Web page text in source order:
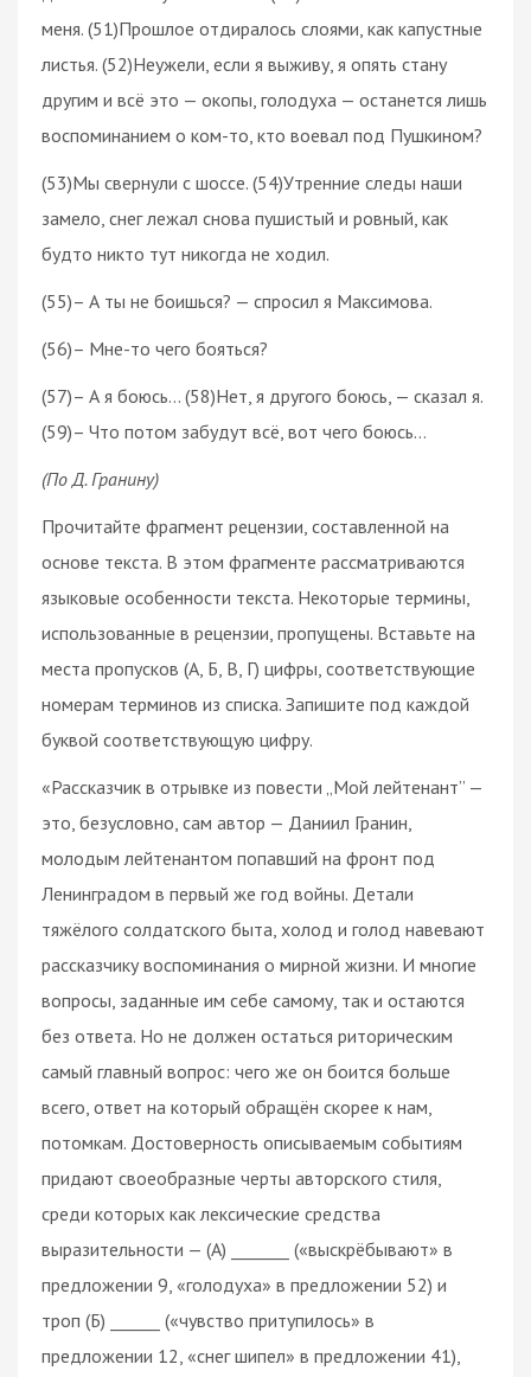
меня. (51)Прошлое отдиралось слоями, как капустные
листья. (52)Неужели, если я выживу, я опять стану
другим и всё это — окопы, голодуха — останется лишь
воспоминанием о ком-то, кто воевал под Пушкином?
(53)Мы свернули с шоссе. (54)Утренние следы наши
замело, снег лежал снова пушистый и ровный, как
будто никто тут никогда не ходил.
(55)– А ты не боишься? — спросил я Максимова.
(56)– Мне-то чего бояться?
(57)– А я боюсь… (58)Нет, я другого боюсь, — сказал я.
(59)– Что потом забудут всё, вот чего боюсь…
(По Д. Гранину)
Прочитайте фрагмент рецензии, составленной на
основе текста. В этом фрагменте рассматриваются
языковые особенности текста. Некоторые термины,
использованные в рецензии, пропущены. Вставьте на
места пропусков (А, Б, В, Г) цифры, соответствующие
номерам терминов из списка. Запишите под каждой
буквой соответствующую цифру.
«Рассказчик в отрывке из повести „Мой лейтенант” —
это, безусловно, сам автор — Даниил Гранин,
молодым лейтенантом попавший на фронт под
Ленинградом в первый же год войны. Детали
тяжёлого солдатского быта, холод и голод навевают
рассказчику воспоминания о мирной жизни. И многие
вопросы, заданные им себе самому, так и остаются
без ответа. Но не должен остаться риторическим
самый главный вопрос: чего же он боится больше
всего, ответ на который обращён скорее к нам,
потомкам. Достоверность описываемым событиям
придают своеобразные черты авторского стиля,
среди которых как лексические средства
выразительности — (А) _______ («выскрёбывают» в
предложении 9, «голодуха» в предложении 52) и
троп (Б) ______ («чувство притупилось» в
предложении 12, «снег шипел» в предложении 41),